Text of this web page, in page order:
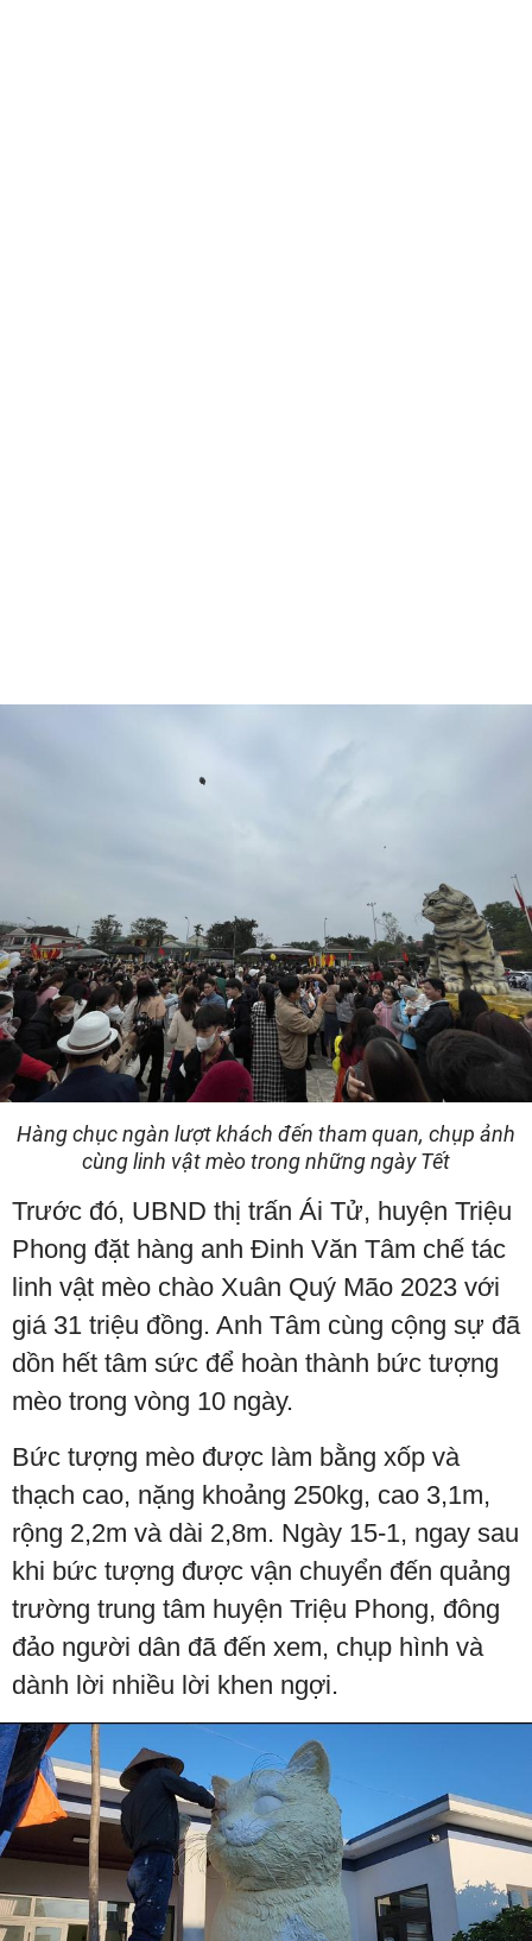
Hàng chục ngàn lượt khách đến tham quan, chụp ảnh
cùng linh vật mèo trong những ngày Tết
Trước đó, UBND thị trấn Ái Tử, huyện Triệu
Phong đặt hàng anh Đinh Văn Tâm chế tác
linh vật mèo chào Xuân Quý Mão 2023 với
giá 31 triệu đồng. Anh Tâm cùng cộng sự đã
dồn hết tâm sức để hoàn thành bức tượng
mèo trong vòng 10 ngày.
Bức tượng mèo được làm bằng xốp và
thạch cao, nặng khoảng 250kg, cao 3,1m,
rộng 2,2m và dài 2,8m. Ngày 15-1, ngay sau
khi bức tượng được vận chuyển đến quảng
trường trung tâm huyện Triệu Phong, đông
đảo người dân đã đến xem, chụp hình và
dành lời nhiều lời khen ngợi.